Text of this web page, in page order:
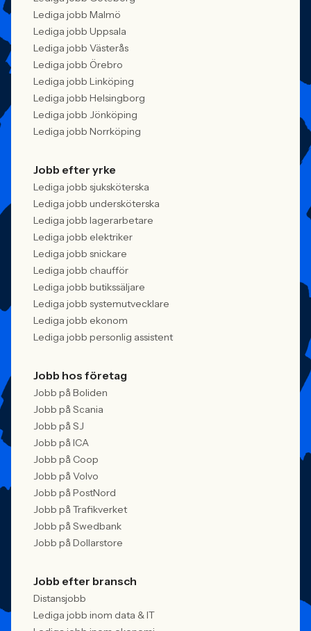
Lediga jobb Malmö
Lediga jobb Uppsala
Lediga jobb Västerås
Lediga jobb Örebro
Lediga jobb Linköping
Lediga jobb Helsingborg
Lediga jobb Jönköping
Lediga jobb Norrköping
Jobb efter yrke
Lediga jobb sjuksköterska
Lediga jobb undersköterska
Lediga jobb lagerarbetare
Lediga jobb elektriker
Lediga jobb snickare
Lediga jobb chaufför
Lediga jobb butikssäljare
Lediga jobb systemutvecklare
Lediga jobb ekonom
Lediga jobb personlig assistent
Jobb hos företag
Jobb på Boliden
Jobb på Scania
Jobb på SJ
Jobb på ICA
Jobb på Coop
Jobb på Volvo
Jobb på PostNord
Jobb på Trafikverket
Jobb på Swedbank
Jobb på Dollarstore
Jobb efter bransch
Distansjobb
Lediga jobb inom data & IT